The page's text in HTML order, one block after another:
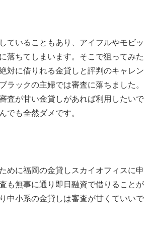
ていることもあり、アイフルやモビッ
落ちてしまいます。そこで狙ってみた
対に借りれる金貸しと評判のキャレン
ラックの主婦では審査に落ちました。
査が甘い金貸しがあれば利用したいで
でも全然ダメです。
めに福岡の金貸しスカイオフィスに申
も無事に通り即日融資で借りることが
中小系の金貸しは審査が甘くていいで